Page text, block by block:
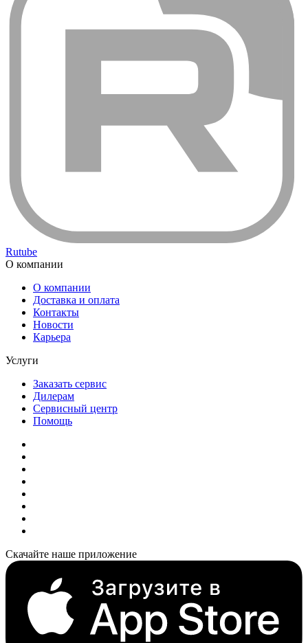
Rutube
О компании
О компании
Доставка и оплата
Контакты
Новости
Карьера
Услуги
Заказать сервис
Дилерам
Сервисный центр
Помощь
Скачайте наше приложение